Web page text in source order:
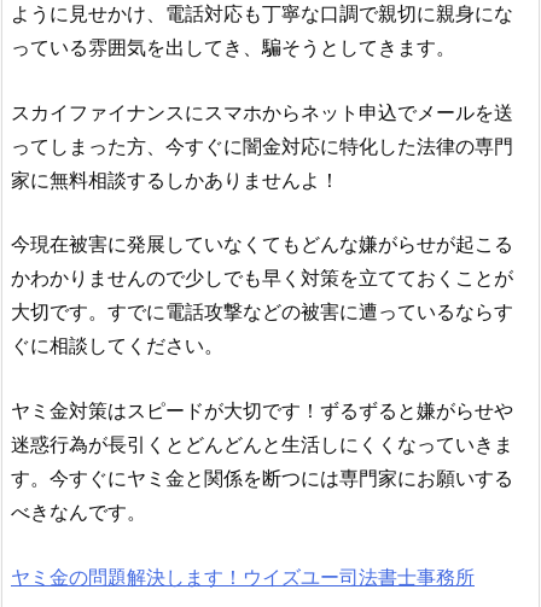
ように見せかけ、電話対応も丁寧な口調で親切に親身にな
っている雰囲気を出してき、騙そうとしてきます。
スカイファイナンスにスマホからネット申込でメールを送
ってしまった方、今すぐに闇金対応に特化した法律の専門
家に無料相談するしかありませんよ！
今現在被害に発展していなくてもどんな嫌がらせが起こる
かわかりませんので少しでも早く対策を立てておくことが
大切です。すでに電話攻撃などの被害に遭っているならす
ぐに相談してください。
ヤミ金対策はスピードが大切です！ずるずると嫌がらせや
迷惑行為が長引くとどんどんと生活しにくくなっていきま
す。今すぐにヤミ金と関係を断つには専門家にお願いする
べきなんです。
ヤミ金の問題解決します！ウイズユー司法書士事務所